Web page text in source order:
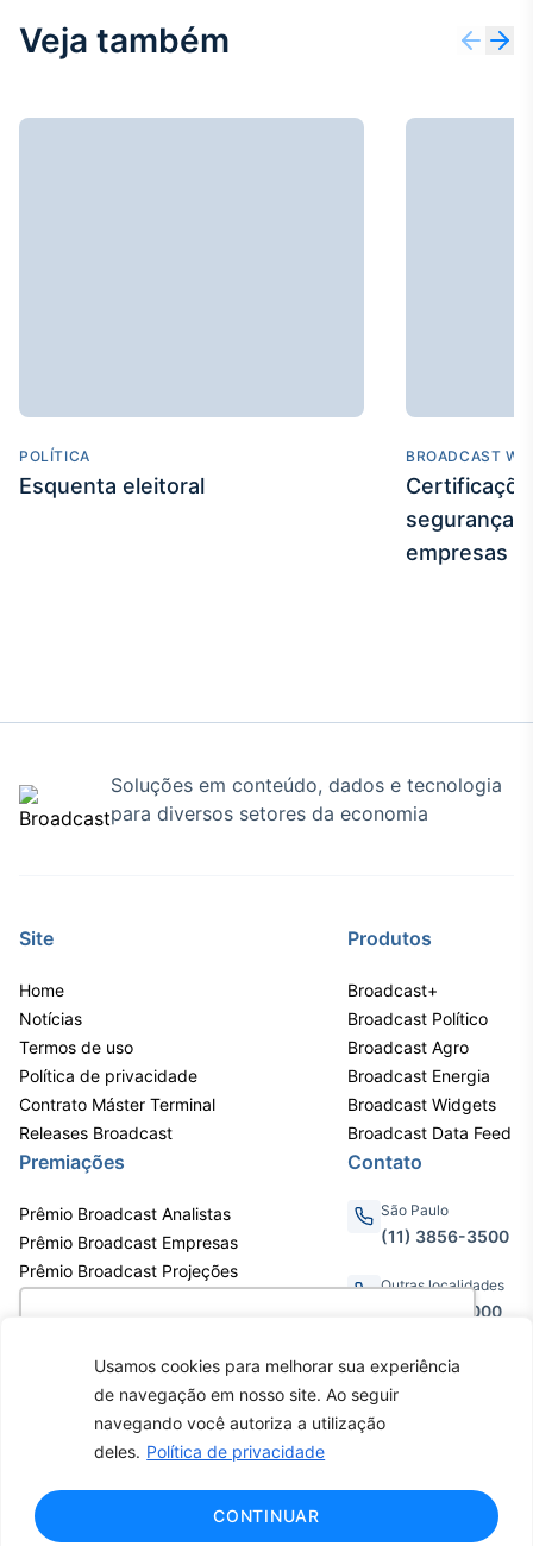
como você interage em nosso site e
personalizar conteúdo. Ao utilizar este site, você
concorda com o uso de cookies.
Ok, entendi!
Usamos cookies para melhorar sua experiência
de navegação em nosso site. Ao seguir
navegando você autoriza a utilização
deles. Política de privacidade
CONTINUAR
Tecnologia
plataforma para
Em breve
Tokenização
de ativos
Veja também
POLÍTICA
Esquenta eleitoral
BROADCAST
segurança
empresas
Soluções em conteúdo, dados e tecnologia
para diversos setores da economia
Site
Home
Notícias
Termos de uso
Política de privacidade
Contrato Máster Terminal
Releases Broadcast
Produtos
Broadcast+
Broadcast Político
Broadcast Agro
Broadcast Energia
Broadcast Widgets
Broadcast Data Feed
Premiações
Prêmio Broadcast Analistas
Prêmio Broadcast Empresas
Prêmio Broadcast Projeções
Contato
São Paulo
(11) 3856-3500
Outras localidades
0800.011.3000
Av. Eng. Caetano Álvares, 55 - 3º e
6º andar, Bairro do Limão, São
Paulo / SP, CEP 02598-900 -
direitos reservados ao Broadcast |
Agência Estado.